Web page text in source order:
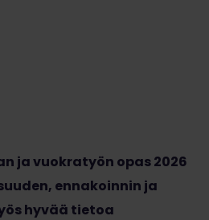
ja vuokratyön opas 2026
ennakoinnin ja
hyvää tietoa